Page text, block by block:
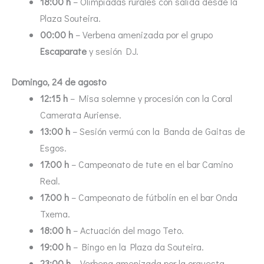
Plaza Souteira.
00:00 h – Verbena amenizada por el grupo
Escaparatey sesión DJ.
Domingo, 24 de agosto
12:15 h – Misa solemne y procesión con la Coral
Camerata Auriense.
13:00 h – Sesión vermú con la Banda de Gaitas de
Esgos.
17:00 h – Campeonato de tute en el bar Camino
Real.
17:00 h – Campeonato de fútbolín en el bar Onda
Txema.
18:00 h – Actuación del mago Teto.
19:00 h – Bingo en la Plaza da Souteira.